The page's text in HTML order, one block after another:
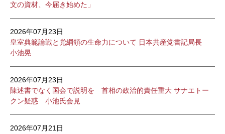
文の資材、今届き始めた」
2026年07月23日
皇室典範論戦と党綱領の生命力について 日本共産党書記局長
小池晃
2026年07月23日
陳述書でなく国会で説明を 首相の政治的責任重大 サナエトー
クン疑惑 小池氏会見
2026年07月21日